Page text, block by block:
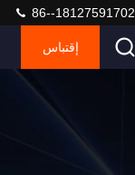
86--18127591702
إقتباس